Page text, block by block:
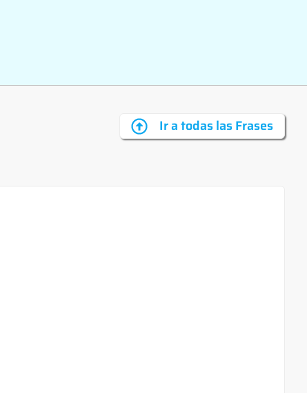
Ir a todas las Frases